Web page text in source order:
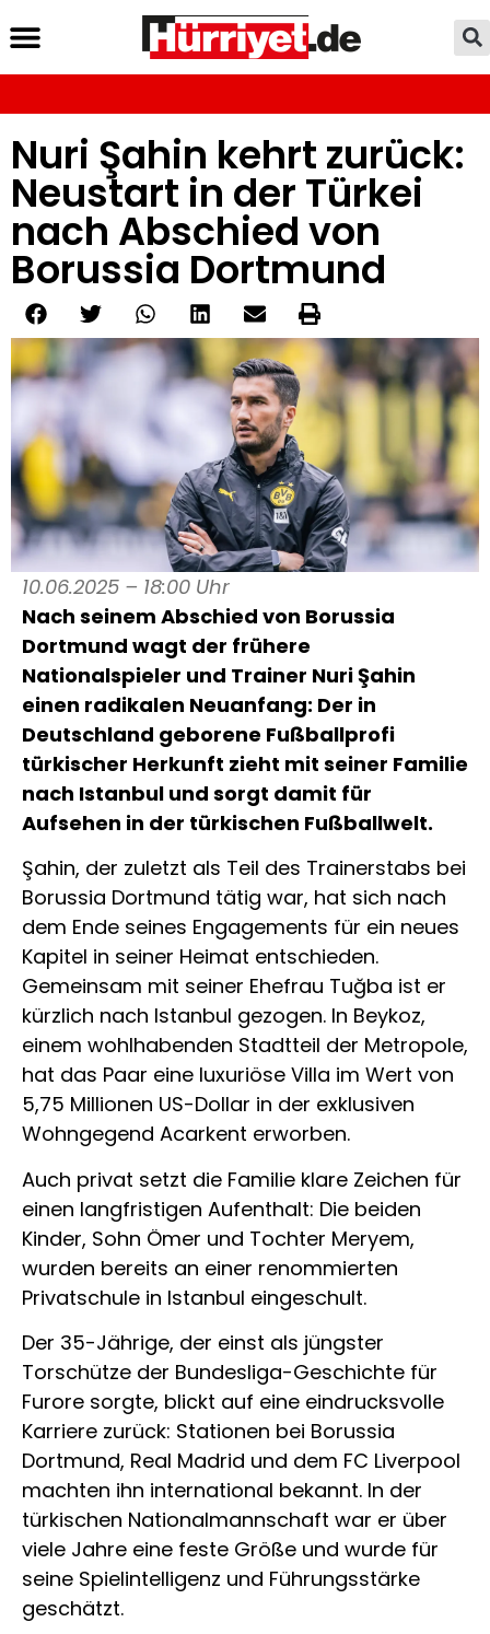
Nuri Şahin kehrt zurück:
Neustart in der Türkei
nach Abschied von
Borussia Dortmund
10.06.2025 – 18:00 Uhr
Nach seinem Abschied von Borussia
Dortmund wagt der frühere
Nationalspieler und Trainer Nuri Şahin
einen radikalen Neuanfang: Der in
Deutschland geborene Fußballprofi
türkischer Herkunft zieht mit seiner Familie
nach Istanbul und sorgt damit für
Aufsehen in der türkischen Fußballwelt.
Şahin, der zuletzt als Teil des Trainerstabs bei
Borussia Dortmund tätig war, hat sich nach
dem Ende seines Engagements für ein neues
Kapitel in seiner Heimat entschieden.
Gemeinsam mit seiner Ehefrau Tuğba ist er
kürzlich nach Istanbul gezogen. In Beykoz,
einem wohlhabenden Stadtteil der Metropole,
hat das Paar eine luxuriöse Villa im Wert von
5,75 Millionen US-Dollar in der exklusiven
Wohngegend Acarkent erworben.
Auch privat setzt die Familie klare Zeichen für
einen langfristigen Aufenthalt: Die beiden
Kinder, Sohn Ömer und Tochter Meryem,
wurden bereits an einer renommierten
Privatschule in Istanbul eingeschult.
Der 35-Jährige, der einst als jüngster
Torschütze der Bundesliga-Geschichte für
Furore sorgte, blickt auf eine eindrucksvolle
Karriere zurück: Stationen bei Borussia
Dortmund, Real Madrid und dem FC Liverpool
machten ihn international bekannt. In der
türkischen Nationalmannschaft war er über
viele Jahre eine feste Größe und wurde für
seine Spielintelligenz und Führungsstärke
geschätzt.